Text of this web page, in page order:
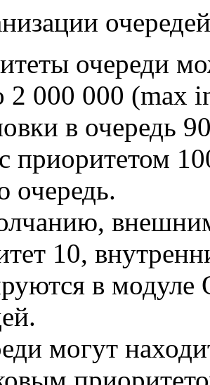
очереди
2 000 000 (max
в очередь
приоритетом
очередь.
10,
в
могут